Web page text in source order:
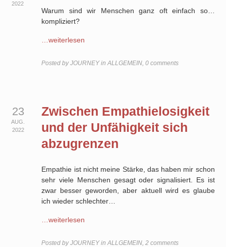
2022
Warum sind wir Menschen ganz oft einfach so…
kompliziert?
…weiterlesen
Posted by JOURNEY in ALLGEMEIN,0 comments
23
AUG.
2022
Zwischen Empathielosigkeit
und der Unfähigkeit sich
abzugrenzen
Empathie ist nicht meine Stärke, das haben mir schon
sehr viele Menschen gesagt oder signalisiert. Es ist
zwar besser geworden, aber aktuell wird es glaube
ich wieder schlechter…
…weiterlesen
Posted by JOURNEY in ALLGEMEIN,2 comments